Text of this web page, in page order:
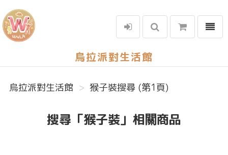
烏拉派對生活館
選單
烏拉派對生活館 猴子裝搜尋 (第1頁)
搜尋「猴子裝」相關商品